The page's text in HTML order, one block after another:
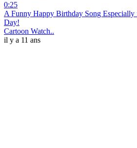
0:25
A Funny Happy Birthday Song Especially
Day!
Cartoon Watch..
il y a 11 ans